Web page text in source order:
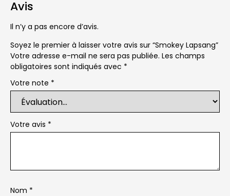
Avis
Il n’y a pas encore d’avis.
Soyez le premier à laisser votre avis sur “Smokey Lapsang”
Votre adresse e-mail ne sera pas publiée. Les champs
obligatoires sont indiqués avec *
Votre note *
Votre avis *
Nom *